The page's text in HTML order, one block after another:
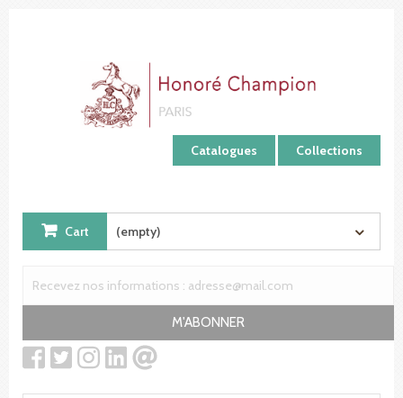
Catalogues Collections
Cart (empty)
M'ABONNER